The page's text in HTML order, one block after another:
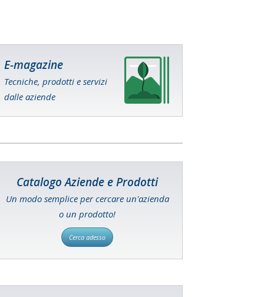
E-magazine
Tecniche, prodotti e servizi
dalle aziende
Catalogo Aziende e Prodotti
Un modo semplice per cercare un'azienda
o un prodotto!
Cerca adesso